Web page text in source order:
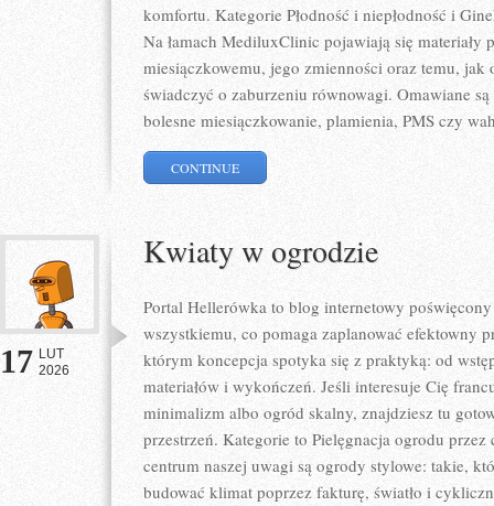
komfortu. Kategorie Płodność i niepłodność i
Na łamach MediluxClinic pojawiają się materiały
miesiączkowemu, jego zmienności oraz temu, jak
świadczyć o zaburzeniu równowagi. Omawiane
bolesne miesiączkowanie, plamienia, PMS czy
CONTINUE
17 LUT
2026
Kwiaty w ogrodzie
Portal Hellerówka to blog internetowy
wszystkiemu, co pomaga zaplanować efektowny
którym koncepcja spotyka się z praktyką: od
materiałów i wykończeń. Jeśli interesuje Cię
minimalizm albo ogród skalny, znajdziesz tu
przestrzeń. Kategorie to Pielęgnacja ogrodu
centrum naszej uwagi są ogrody stylowe: takie,
budować klimat poprzez fakturę, światło i